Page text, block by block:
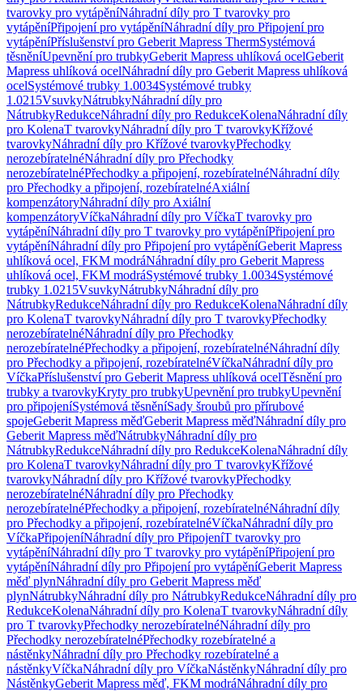
tvarovky pro vytápěníNáhradní díly pro T tvarovky pro
vytápěníPřipojení pro vytápěníNáhradní díly pro Připojení pro
vytápěníPříslušenství pro Geberit Mapress ThermSystémová
těsněníUpevnění pro trubkyGeberit Mapress uhlíková ocelGeberit
Mapress uhlíková ocelNáhradní díly pro Geberit Mapress uhlíková
ocelSystémové trubky 1.0034Systémové trubky
1.0215VsuvkyNátrubkyNáhradní díly pro
NátrubkyRedukceNáhradní díly pro RedukceKolenaNáhradní díly
pro KolenaT tvarovkyNáhradní díly pro T tvarovkyKřížové
tvarovkyNáhradní díly pro Křížové tvarovkyPřechodky
nerozebíratelnéNáhradní díly pro Přechodky
nerozebíratelnéPřechodky a připojení, rozebíratelnéNáhradní díly
pro Přechodky a připojení, rozebíratelnéAxiální
kompenzátoryNáhradní díly pro Axiální
kompenzátoryVíčkaNáhradní díly pro VíčkaT tvarovky pro
vytápěníNáhradní díly pro T tvarovky pro vytápěníPřipojení pro
vytápěníNáhradní díly pro Připojení pro vytápěníGeberit Mapress
uhlíková ocel, FKM modráNáhradní díly pro Geberit Mapress
uhlíková ocel, FKM modráSystémové trubky 1.0034Systémové
trubky 1.0215VsuvkyNátrubkyNáhradní díly pro
NátrubkyRedukceNáhradní díly pro RedukceKolenaNáhradní díly
pro KolenaT tvarovkyNáhradní díly pro T tvarovkyPřechodky
nerozebíratelnéNáhradní díly pro Přechodky
nerozebíratelnéPřechodky a připojení, rozebíratelnéNáhradní díly
pro Přechodky a připojení, rozebíratelnéVíčkaNáhradní díly pro
VíčkaPříslušenství pro Geberit Mapress uhlíková ocelTěsnění pro
trubky a tvarovkyKryty pro trubkyUpevnění pro trubkyUpevnění
pro připojeníSystémová těsněníSady šroubů pro přírubové
spojeGeberit Mapress měďGeberit Mapress měďNáhradní díly pro
Geberit Mapress měďNátrubkyNáhradní díly pro
NátrubkyRedukceNáhradní díly pro RedukceKolenaNáhradní díly
pro KolenaT tvarovkyNáhradní díly pro T tvarovkyKřížové
tvarovkyNáhradní díly pro Křížové tvarovkyPřechodky
nerozebíratelnéNáhradní díly pro Přechodky
nerozebíratelnéPřechodky a připojení, rozebíratelnéNáhradní díly
pro Přechodky a připojení, rozebíratelnéVíčkaNáhradní díly pro
VíčkaPřipojeníNáhradní díly pro PřipojeníT tvarovky pro
vytápěníNáhradní díly pro T tvarovky pro vytápěníPřipojení pro
vytápěníNáhradní díly pro Připojení pro vytápěníGeberit Mapress
měď plynNáhradní díly pro Geberit Mapress měď
plynNátrubkyNáhradní díly pro NátrubkyRedukceNáhradní díly pro
RedukceKolenaNáhradní díly pro KolenaT tvarovkyNáhradní díly
pro T tvarovkyPřechodky nerozebíratelnéNáhradní díly pro
Přechodky nerozebíratelnéPřechodky rozebíratelné a
nástěnkyNáhradní díly pro Přechodky rozebíratelné a
nástěnkyVíčkaNáhradní díly pro VíčkaNástěnkyNáhradní díly pro
NástěnkyGeberit Mapress měď, FKM modráNáhradní díly pro